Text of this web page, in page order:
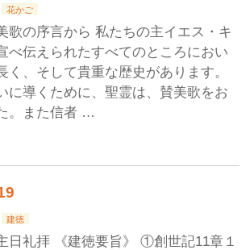
花かご
歌の序言から 私たちの主イエス・キ
べ伝えられたすべてのところにおい
く、そして貴重な歴史があります。
に導くために、聖霊は、賛美歌をお
。また信者 …
建徳
日礼拝 《建徳要旨》 ①創世記11章１